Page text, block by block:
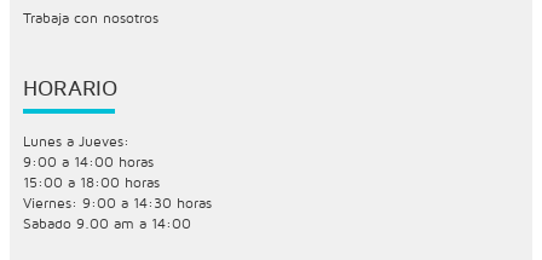
Trabaja con nosotros
HORARIO
Lunes a Jueves:
9:00 a 14:00 horas
15:00 a 18:00 horas
Viernes: 9:00 a 14:30 horas
Sabado 9.00 am a 14:00